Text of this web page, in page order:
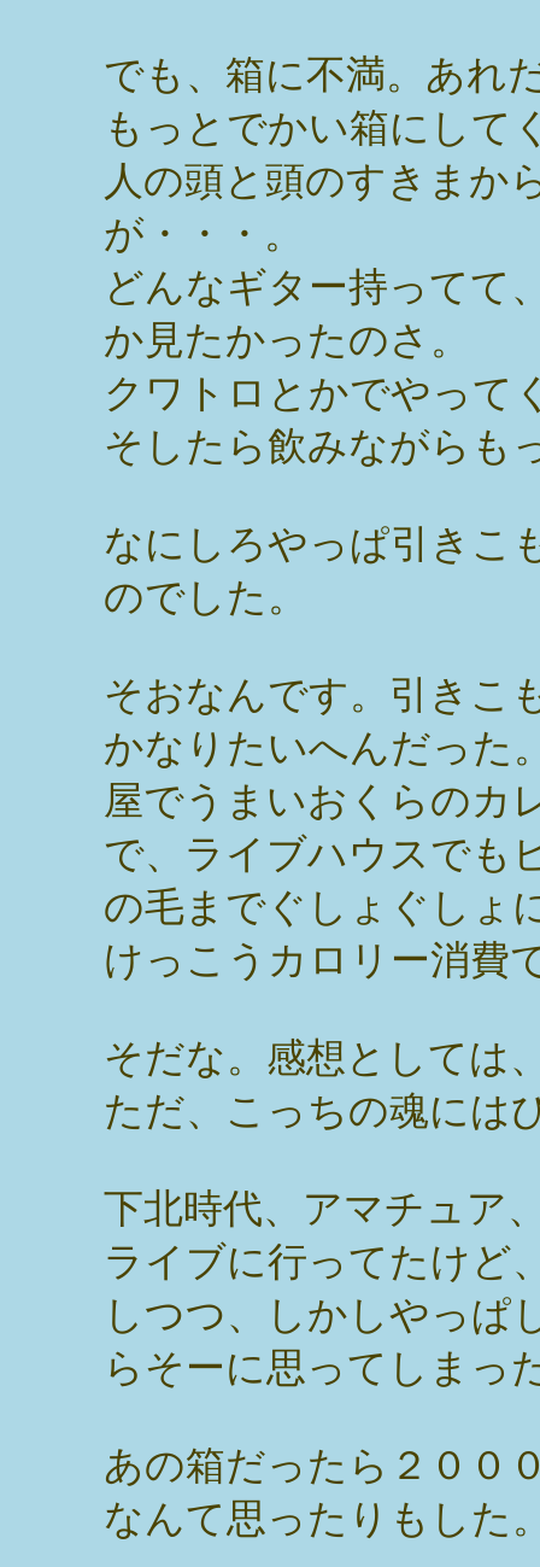
でも、箱に不満。あれ
もっとでかい箱にして
人の頭と頭のすきまか
が・・・。
どんなギター持ってて
か見たかったのさ。
クワトロとかでやって
そしたら飲みながらも
なにしろやっぱ引きこ
のでした。
そおなんです。引きこ
かなりたいへんだった
屋でうまいおくらのカ
で、ライブハウスでも
の毛までぐしょぐしょ
けっこうカロリー消費
そだな。感想としては
ただ、こっちの魂には
下北時代、アマチュア
ライブに行ってたけど
しつつ、しかしやっぱ
らそーに思ってしまっ
あの箱だったら２００
なんて思ったりもした